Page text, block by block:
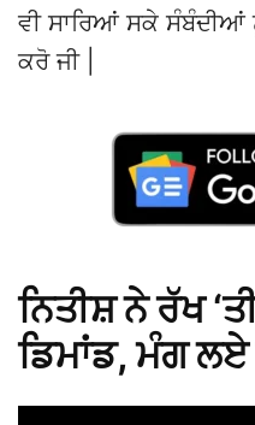
ਵੀ ਸਾਰਿਆਂ ਸਕੇ
ਕਰੋ ਜੀ |
ਨਿਤੀਸ਼ ਨੇ ਰੱਖ
ਡਿਮਾਂਡ, ਮੰਗ